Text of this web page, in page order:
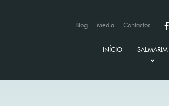
Blog Media Contactos
INÍCIO SALMARIM